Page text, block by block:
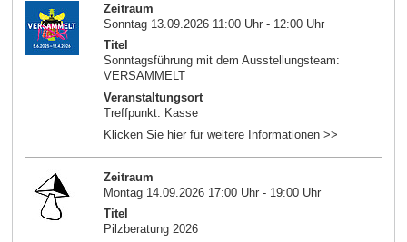
Zeitraum
Sonntag 13.09.2026 11:00 Uhr - 12:00 Uhr
Titel
Sonntagsführung mit dem Ausstellungsteam:
VERSAMMELT
Veranstaltungsort
Treffpunkt: Kasse
Klicken Sie hier für weitere Informationen >>
Zeitraum
Montag 14.09.2026 17:00 Uhr - 19:00 Uhr
Titel
Pilzberatung 2026